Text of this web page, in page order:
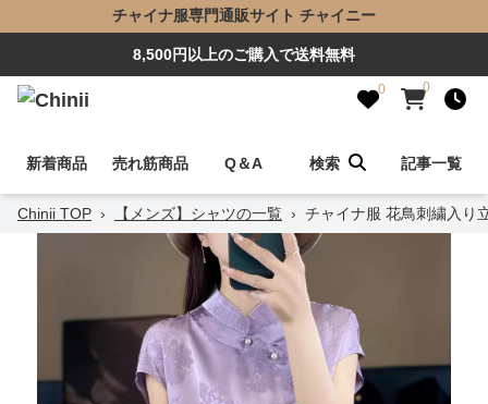
チャイナ服専門通販サイト チャイニー
8,500円以上のご購入で送料無料
0 0
新着商品 売れ筋商品 Q＆A 検索 記事一覧
Chinii TOP › 【メンズ】シャツの一覧 › チャイナ服 花鳥刺繍入り